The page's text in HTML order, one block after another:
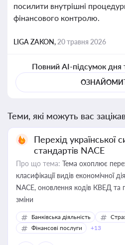
посилити внутрішні
фінансового контролю.
LIGA ZAKON, 20 травня 2026
Повний AI-підсумок дня
Теми, які можуть вас
Перехід
стандартів NACE
Про що тема: Тема охоплює
класифікації видів економічної
NACE, оновлення кодів КВЕД та
зміни
Банківська діяльність
Фінансові послуги
+13